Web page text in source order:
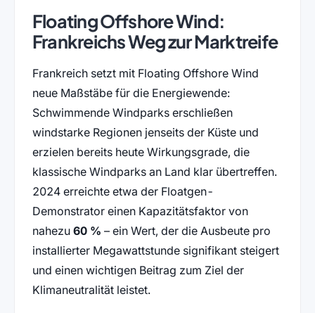
Floating Offshore Wind:
Frankreichs Weg zur Marktreife
Frankreich setzt mit Floating Offshore Wind
neue Maßstäbe für die Energiewende:
Schwimmende Windparks erschließen
windstarke Regionen jenseits der Küste und
erzielen bereits heute Wirkungsgrade, die
klassische Windparks an Land klar übertreffen.
2024 erreichte etwa der Floatgen-
Demonstrator einen Kapazitätsfaktor von
nahezu 60 % – ein Wert, der die Ausbeute pro
installierter Megawattstunde signifikant steigert
und einen wichtigen Beitrag zum Ziel der
Klimaneutralität leistet.